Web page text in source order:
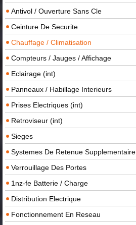
Antivol / Ouverture Sans Cle
Ceinture De Securite
Chauffage / Climatisation
Compteurs / Jauges / Affichage
Eclairage (int)
Panneaux / Habillage Interieurs
Prises Electriques (int)
Retroviseur (int)
Sieges
Systemes De Retenue Supplementaire
Verrouillage Des Portes
1nz-fe Batterie / Charge
Distribution Electrique
Fonctionnement En Reseau